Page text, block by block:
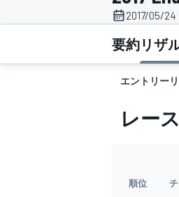
スーパーフォ
スーパーGT
2017/05/
要約リザ
エントリー
レース
順位